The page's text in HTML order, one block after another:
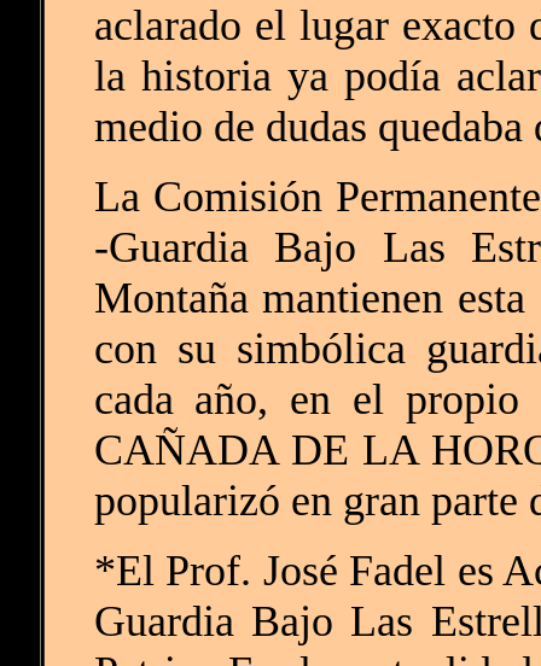
aclarado el lugar exacto
la historia ya podía
medio de dudas quedaba
La Comisión
-Guardia Bajo Las
Montaña mantienen
con su simbólica
cada año, en el
CAÑADA DE LA
popularizó en gran parte
*El Prof. José Fadel es
Guardia Bajo Las